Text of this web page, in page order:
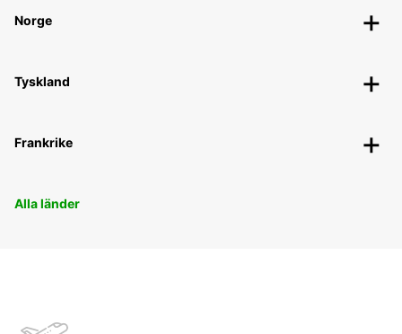
Norge
Tyskland
Frankrike
Alla länder